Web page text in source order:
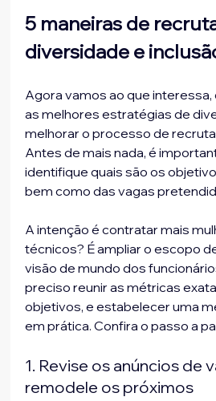
5 maneiras de
diversidade e
Agora vamos ao que interessa,
as melhores estratégias de
melhorar o processo de
Antes de mais nada, é
identifique quais são os
bem como das vagas
A intenção é contratar mais
técnicos? É ampliar o escopo
visão de mundo dos
preciso reunir as métricas
objetivos, e estabelecer uma
em prática. Confira o passo a
1. Revise os anúncios de
remodele os próximos